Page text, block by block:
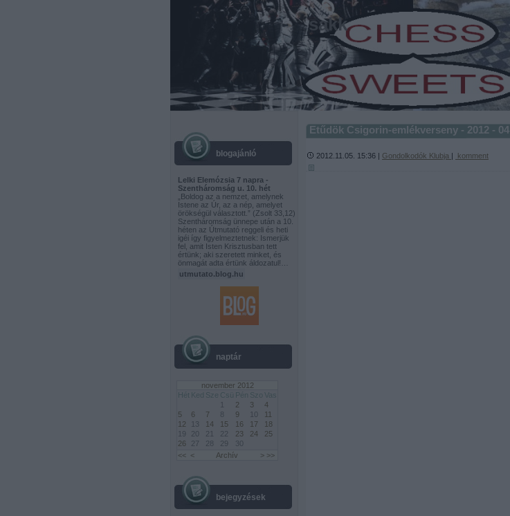
sakk
-
blogajánló
Lelki Elemózsia 7 napra -
Szentháromság u. 10. hét
„Boldog az a nemzet, amelynek
Istene az Úr, az a nép, amelyet
örökségül választott.” (Zsolt 33,12)
Szentháromság ünnepe után a 10.
héten az Útmutató reggeli és heti
igéi így figyelmeztetnek: Ismerjük
fel, amit Isten Krisztusban tett
értünk; aki szeretett minket, és
önmagát adta értünk áldozatul!…
utmutato.blog.hu
naptár
november 2012
Hét Ked Sze Csü Pén Szo Vas
<< < Archív > >>
2 3
4
5
6 7 8 9 10
11
12
13 14 15 16 17
18
19
20 21 22 23 24
25
26
27 28 29 30
bejegyzések
Etűdök Csigorin-emlékverseny - 2012 - 04
2012.11.05. 15:36 | Gondolkodók Klubja | komment